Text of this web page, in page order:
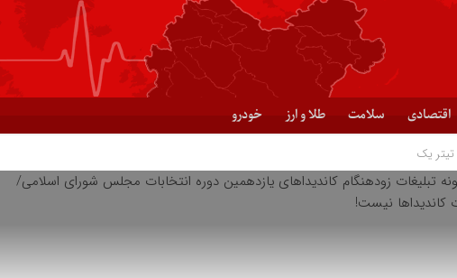
اقتصادی سلامت طلا و ارز خودرو
تیتر یک